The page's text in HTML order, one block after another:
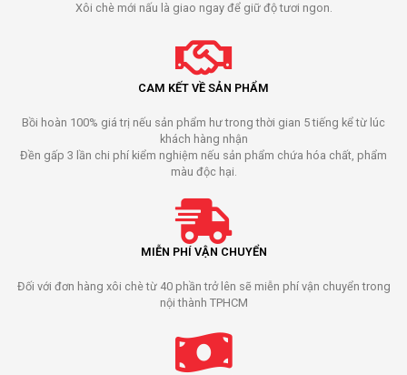
Xôi chè mới nấu là giao ngay để giữ độ tươi ngon.
CAM KẾT VỀ SẢN PHẨM
Bồi hoàn 100% giá trị nếu sản phẩm hư trong thời gian 5 tiếng kể từ lúc
khách hàng nhận
Đền gấp 3 lần chi phí kiểm nghiệm nếu sản phẩm chứa hóa chất, phẩm
màu độc hại.
MIỄN PHÍ VẬN CHUYỂN
Đối với đơn hàng xôi chè từ 40 phần trở lên sẽ miễn phí vận chuyển trong
nội thành TPHCM